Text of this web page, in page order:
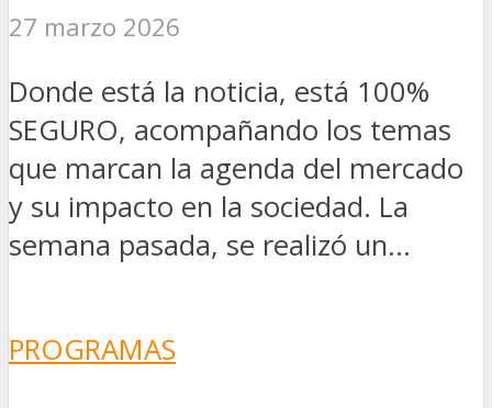
27 marzo 2026
Donde está la noticia, está 100%
SEGURO, acompañando los temas
que marcan la agenda del mercado
y su impacto en la sociedad. La
semana pasada, se realizó un...
PROGRAMAS